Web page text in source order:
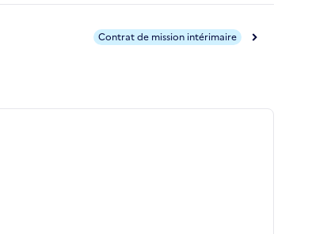
Contrat de mission intérimaire